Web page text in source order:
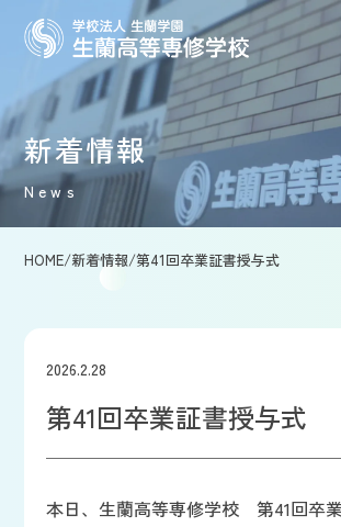
新着情報
News
HOME/新着情報/第41回卒業証書授与式
2026.2.28
第41回卒業証書授与式
本日、生蘭高等専修学校 第41回卒